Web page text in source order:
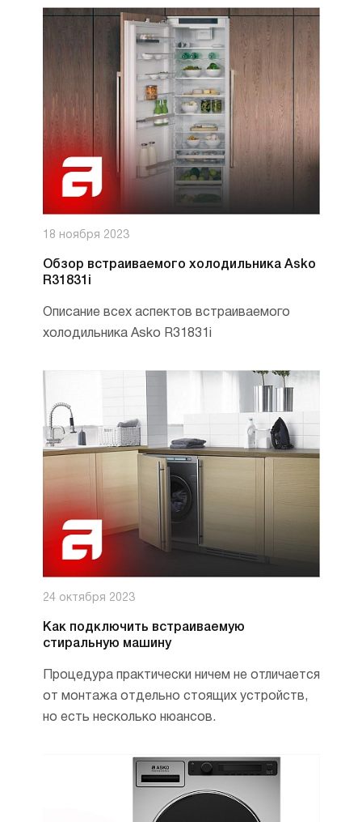
18 ноября 2023
Обзор встраиваемого холодильника Asko
R31831i
Описание всех аспектов встраиваемого
холодильника Asko R31831i
24 октября 2023
Как подключить встраиваемую
стиральную машину
Процедура практически ничем не отличается
от монтажа отдельно стоящих устройств,
но есть несколько нюансов.